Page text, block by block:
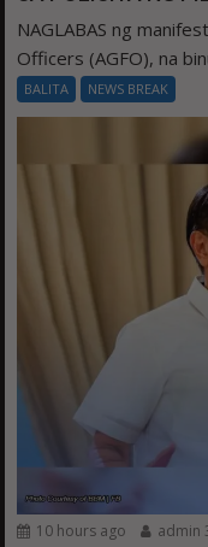
NAGLABAS ng
Officers (AGFO), na
BALITA NEWS BREAK
10 hours ago admin